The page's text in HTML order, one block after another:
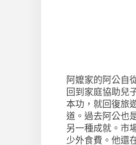
阿嬤家的阿公自
回到家庭協助兒
本功，就回復旅
道。過去阿公也
另一種成就。市
少外食費。他還